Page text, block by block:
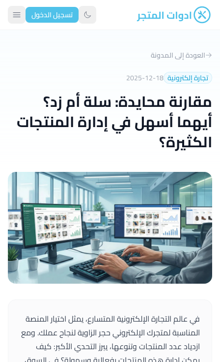
ادوات المتجر تبديل الوضع الداكن
تسجيل الدخول
العودة إلى المدونة
تجارة إلكترونية 2025-12-18
مقارنة محايدة: سلة أم زد؟
أيهما أسهل في إدارة المنتجات
الكثيرة؟
في عالم التجارة الإلكترونية المتسارع، يمثل اختيار المنصة
المناسبة لمتجرك الإلكتروني حجر الزاوية لنجاح عملك. ومع
ازدياد عدد المنتجات وتنوعها، يبرز التحدي الأكبر: كيف